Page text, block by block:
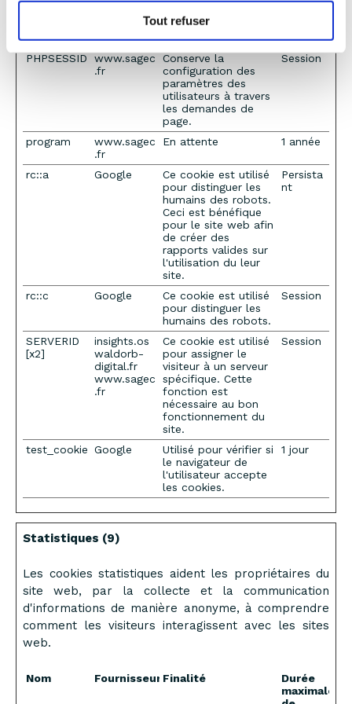
Tout refuser
que le site puisse
être correctement
formaté.
PHPSESSID
www.sagec
.fr
Conserve la
configuration des
paramètres des
utilisateurs à travers
les demandes de
page.
Session
program
www.sagec
.fr
En attente 1 année
rc::a Google
Ce cookie est utilisé
pour distinguer les
humains des robots.
Ceci est bénéfique
pour le site web afin
de créer des
rapports valides sur
l'utilisation du leur
site.
Persista
nt
rc::c Google
Ce cookie est utilisé
pour distinguer les
humains des robots.
Session
SERVERID
[x2]
insights.os
waldorb-
digital.fr
www.sagec
.fr
Ce cookie est utilisé
pour assigner le
visiteur à un serveur
spécifique. Cette
fonction est
nécessaire au bon
fonctionnement du
site.
Session
test_cookie Google
Utilisé pour vérifier si
le navigateur de
l'utilisateur accepte
les cookies.
1 jour
Statistiques (9)
Les cookies statistiques aident les propriétaires du
site web, par la collecte et la communication
d'informations de manière anonyme, à comprendre
comment les visiteurs interagissent avec les sites
web.
Nom Fournisseur Finalité
Durée
maximale